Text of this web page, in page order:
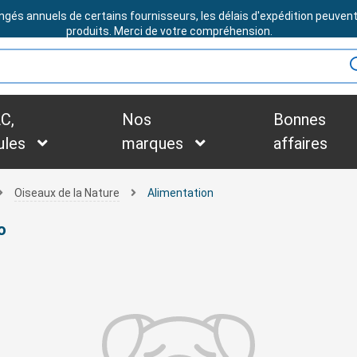
BESOIN D'ASSISTANCE ?
annuels de certains fournisseurs, les délais d'expédition
produits. Merci de votre compréhension.
Nos
marques
Bonnes
affaires
Oiseaux de la Nature Alimentation